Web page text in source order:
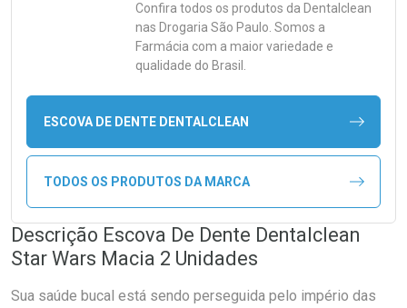
Confira todos os produtos da Dentalclean
nas Drogaria São Paulo. Somos a
Farmácia com a maior variedade e
qualidade do Brasil.
ESCOVA DE DENTE DENTALCLEAN
TODOS OS PRODUTOS DA MARCA
Descrição Escova De Dente Dentalclean
Star Wars Macia 2 Unidades
Sua saúde bucal está sendo perseguida pelo império das